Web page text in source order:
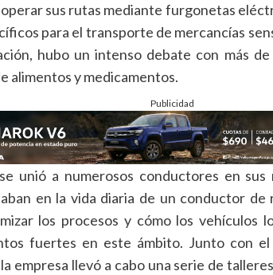
operar sus rutas mediante furgonetas
para el transporte de mercancías
hubo un intenso debate con más
alimentos y medicamentos.
Publicidad
unió a numerosos conductores en
en la vida diaria de un conductor
los procesos y cómo los vehículos
fuertes en este ámbito. Junto con
empresa llevó a cabo una serie de